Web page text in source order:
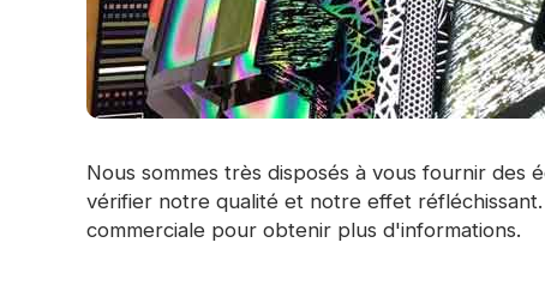
Nous sommes très disposés à vous fournir des
vérifier notre qualité et notre effet
commerciale pour obtenir plus d'informations.